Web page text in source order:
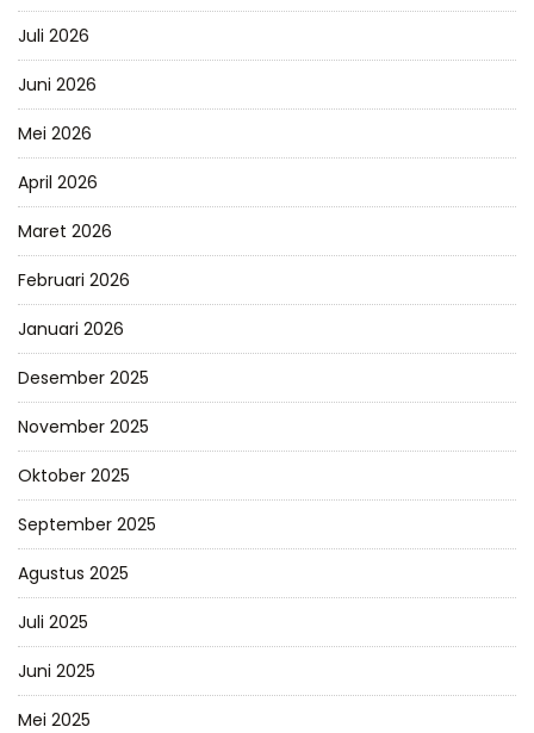
Juli 2026
Juni 2026
Mei 2026
April 2026
Maret 2026
Februari 2026
Januari 2026
Desember 2025
November 2025
Oktober 2025
September 2025
Agustus 2025
Juli 2025
Juni 2025
Mei 2025